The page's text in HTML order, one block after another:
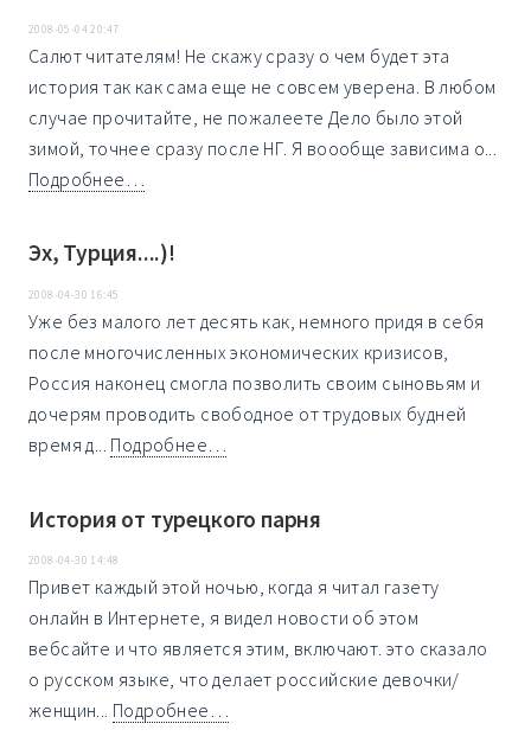
2008-05-04 20:47
Салют читателям! Не скажу сразу о чем будет эта
история так как сама еще не совсем уверена. В любом
случае прочитайте, не пожалеете Дело было этой
зимой, точнее сразу после НГ. Я воообще зависима о...
Подробнее…
Эх, Турция....)!
2008-04-30 16:45
Уже без малого лет десять как, немного придя в себя
после многочисленных экономических кризисов,
Россия наконец смогла позволить своим сыновьям и
дочерям проводить свободное от трудовых будней
время д... Подробнее…
История от турецкого парня
2008-04-30 14:48
Привет каждый этой ночью, когда я читал газету
онлайн в Интернете, я видел новости об этом
вебсайте и что является этим, включают. это сказало
о русском языке, что делает российские девочки/
женщин... Подробнее…